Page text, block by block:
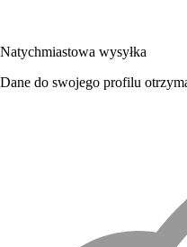
Natychmiastowa wysyłka
Dane do swojego profilu